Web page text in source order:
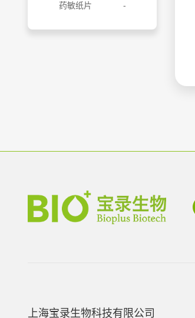
药敏纸片
上海宝录生物科技有限公司